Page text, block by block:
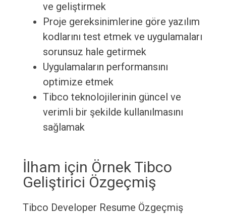
ve geliştirmek
Proje gereksinimlerine göre yazılım
kodlarını test etmek ve uygulamaları
sorunsuz hale getirmek
Uygulamaların performansını
optimize etmek
Tibco teknolojilerinin güncel ve
verimli bir şekilde kullanılmasını
sağlamak
İlham için Örnek Tibco
Geliştirici Özgeçmiş
Tibco Developer Resume Özgeçmiş